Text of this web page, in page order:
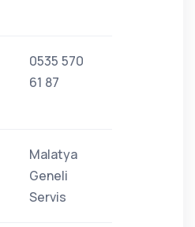
0535 570
61 87
Malatya
Geneli
Servis